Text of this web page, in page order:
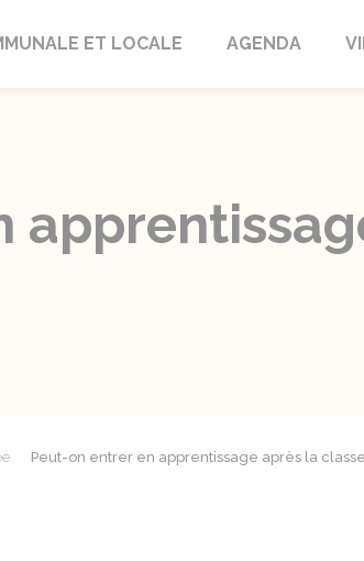
ET LOCALE AGENDA
Peut-on entrer en apprentissage après la classe